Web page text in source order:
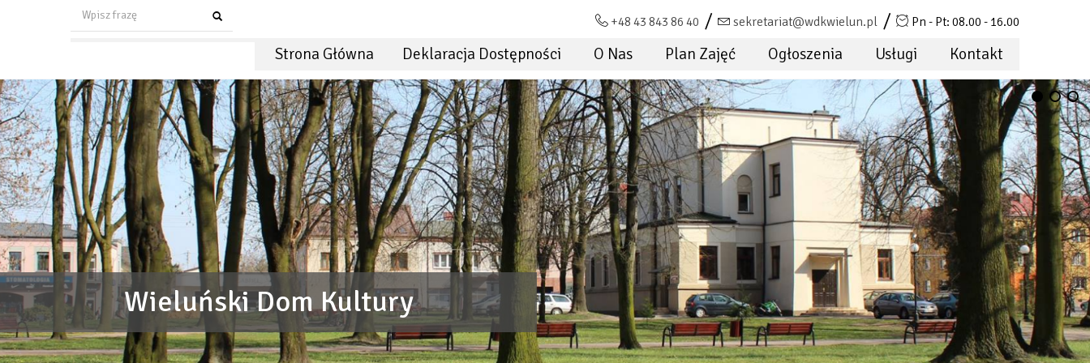
+48 43 843 86 40 sekretariat@wdkwielun.pl Pn - Pt: 08.00 - 16.00
Strona Główna Deklaracja Dostępności O Nas Plan Zajęć Ogłoszenia Usługi Kontakt
KINO -TEATR SYRENA